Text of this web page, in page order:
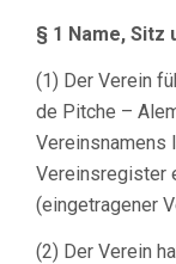
§ 1 Name, Sitz
(1) Der Verein
de Pitche –
Vereinsnamens
Vereinsregister
(eingetragener
(2) Der Verein